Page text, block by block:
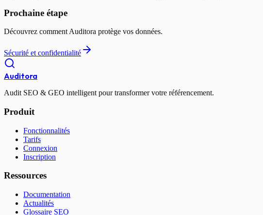
Prochaine étape
Découvrez comment Auditora protège vos données.
Sécurité et confidentialité
Auditora
Audit SEO & GEO intelligent pour transformer votre référencement.
Produit
Fonctionnalités
Tarifs
Connexion
Inscription
Ressources
Documentation
Actualités
Glossaire SEO